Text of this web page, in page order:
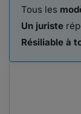
Tous les
Un juriste
Résiliable à